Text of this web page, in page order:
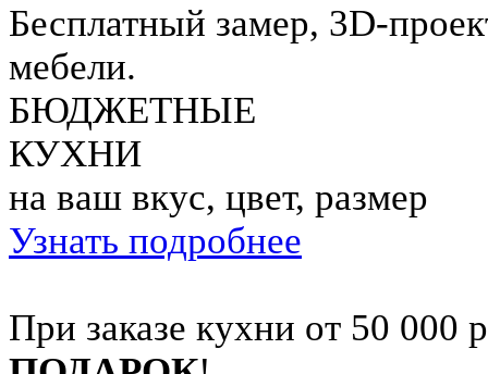
Бесплатный замер, 3D-
мебели.
БЮДЖЕТНЫЕ
КУХНИ
на ваш вкус, цвет, размер
Узнать подробнее
При заказе кухни от 50 000